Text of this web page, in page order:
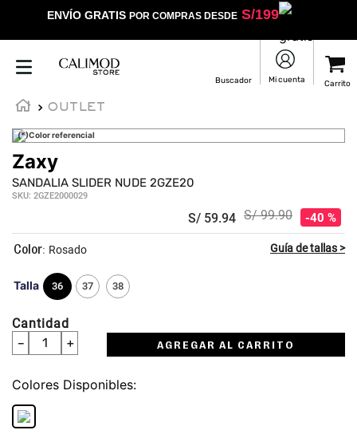
ENVÍO GRATIS POR COMPRAS DESDES/199
OUTLET
(*)Color referencial
Zaxy
SANDALIA SLIDER NUDE 2GZE20
SKU: 2GZE2000029
S/ 59.94 S/ 99.90 40 %
Talla 36 37 38
: Rosado
Cantidad
＋
－ AGREGAR AL CARRITO
Colores